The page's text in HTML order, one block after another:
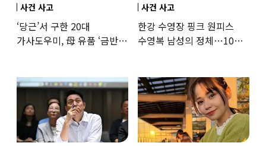
사건 사고
‘당근’서 구한 20대
가사도우미, 母 유품 ‘금반지
사건 사고
한강 수영장 핑크 원피스
수영복 남성의 정체…10대